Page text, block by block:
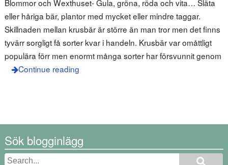
Blommor och Wexthuset- Gula, gröna, röda och vita… Släta
eller håriga bär, plantor med mycket eller mindre taggar.
Skillnaden mellan krusbär är större än man tror men det finns
tyvärr sorgligt få sorter kvar i handeln. Krusbär var omåttligt
populära förr men enormt många sorter har försvunnit genom
Continue reading
Sök blogginlägg